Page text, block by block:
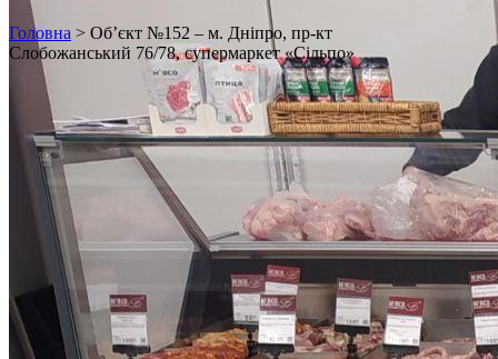
Головна > Об’єкт №152 – м. Дніпро, пр-кт
Слобожанський 76/78, супермаркет «Сільпо»